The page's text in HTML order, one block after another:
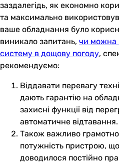
заздалегідь, як економно
та максимально
ваше обладнання було
виникало запитань, чи можна
систему в дощову погоду,
рекомендуємо:
Віддавати перевагу
дають гарантію на
захисні функції від
автоматичне відтавання.
Також важливо
потужність пристрою,
доводилося постійно